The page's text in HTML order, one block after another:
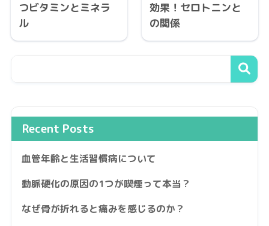
つビタミンとミネラ
ル
効果！セロトニンと
の関係
Recent Posts
血管年齢と生活習慣病について
動脈硬化の原因の1つが喫煙って本当？
なぜ骨が折れると痛みを感じるのか？